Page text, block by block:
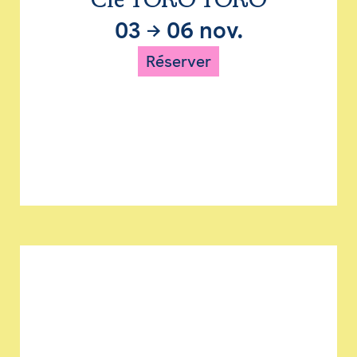
03 → 06 nov.
Réserver